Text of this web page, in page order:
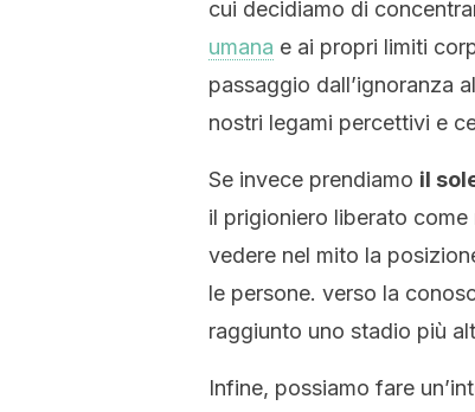
cui decidiamo di
umana e ai propri limiti
passaggio dall’ignoranza
nostri legami percettivi e
Se invece prendiamo il
il prigioniero liberato
vedere nel mito la
le persone. verso la
raggiunto uno stadio più
Infine, possiamo fare